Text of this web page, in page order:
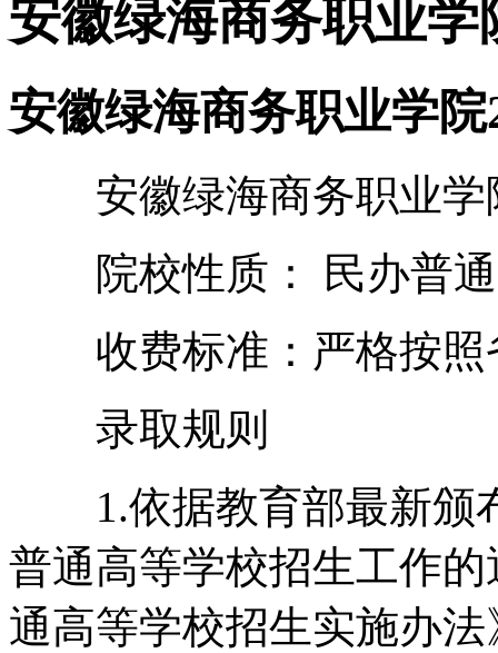
安徽绿海商务职业学
安徽绿海商务职业学
安徽绿海商务职业学
院校性质： 民办普通
收费标准：严格按照
录取规则
1.依据教育部最新颁
普通高等学校招生工作
通高等学校招生实施办